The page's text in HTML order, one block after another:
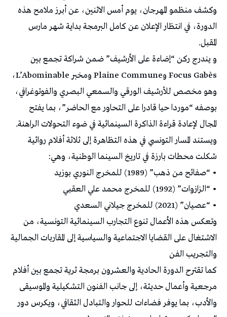
وكشف منظمو المهرجان، يوم أمس الاثنين، عن أبرز ملامح هذه
الدورة، في انتظار الإعلان عن كامل البرمجة بداية شهر مارس
المقبل.
و يندرج ركن “إضاءة على الأرشيف” ضمن شراكة تجمع بين
Focus Gabès وPlaine Commune ومخبر L’Abominable،
وهو مخصص للأرشيف الورقي والسمعي البصري والفوتوغرافي،
بوصفه “موردا حيا قادرا على التحاور مع الحاضر”، بما يفتح
المجال لإعادة قراءة الذاكرة السينمائية في ضوء التحولات الراهنة.
ويستند المسار التونسي في هذه التظاهرة إلى ثلاثة أفلام روائية
شكلت محطات بارزة في تاريخ السينما الوطنية، وهي:
• “صفائح من ذهب” (1989) للمخرج النوري بوزيد
• “الزازوات” (1992) للمخرج محمد علي العقبي
• “عصيان” (2021) للمخرج جيلاني السعدي
وتعكس هذه الأعمال تنوع التجارب السينمائية التونسية، من
الاشتغال على القضايا الاجتماعية والسياسية إلى المقاربات الجمالية
والتجريب الفن
كما تقترح الدورة الحادية والعشرون برمجة ثرية تجمع بين أفلام
مرجعية وأعمال حديثة، إلى جانب الفنون التشكيلية والموسيقى
والأدب، بما يوفر فضاءات للحوار والتبادل الثقافي، ويكرس دور